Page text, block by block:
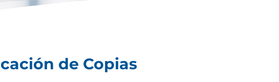
de Copias